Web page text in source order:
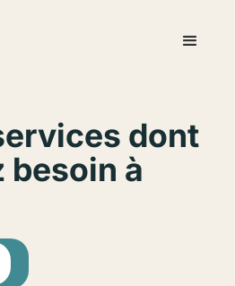
dont
besoin à